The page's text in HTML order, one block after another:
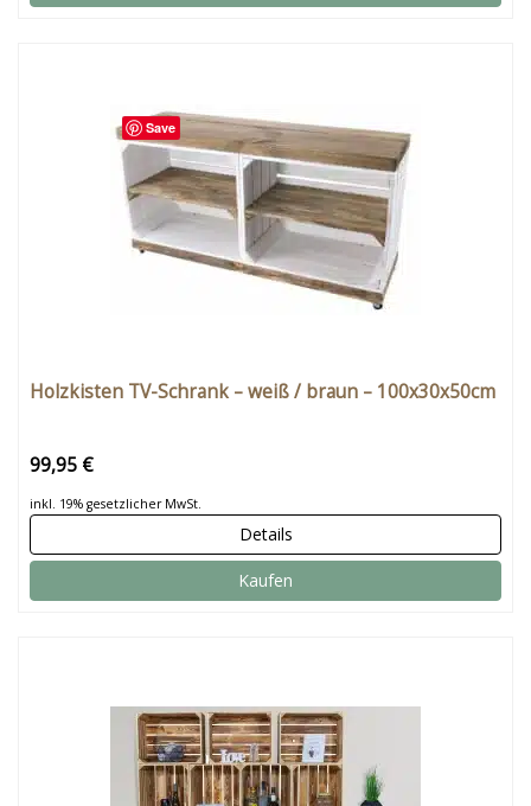
Holzkisten TV-Schrank – weiß / braun – 100x30x50cm
99,95 €
inkl. 19% gesetzlicher MwSt.
Details
Kaufen
Save